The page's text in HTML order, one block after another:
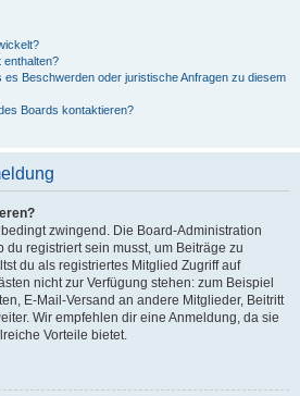
enthalten?
es Beschwerden oder juristische Anfragen zu diesem
Boards kontaktieren?
zwingend. Die Board-Administration
du registriert sein musst, um Beiträge zu
du als registriertes Mitglied Zugriff auf
nicht zur Verfügung stehen: zum Beispiel
E-Mail-Versand an andere Mitglieder, Beitritt
Wir empfehlen dir eine Anmeldung, da sie
Vorteile bietet.